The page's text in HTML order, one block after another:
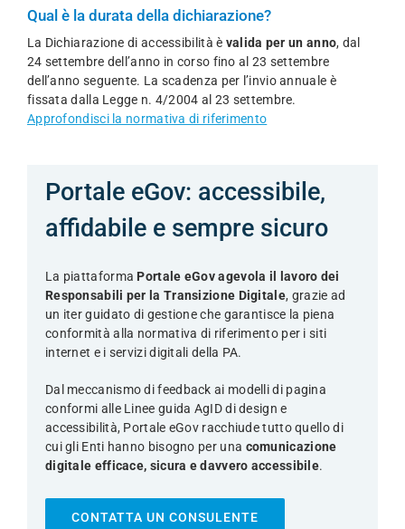
Qual è la durata della dichiarazione?
La Dichiarazione di accessibilità è valida per un anno, dal
24 settembre dell’anno in corso fino al 23 settembre
dell’anno seguente. La scadenza per l’invio annuale è
fissata dalla Legge n. 4/2004 al 23 settembre.
Approfondisci la normativa di riferimento
Portale eGov: accessibile,
affidabile e sempre sicuro
La piattaforma Portale eGov agevola il lavoro dei
Responsabili per la Transizione Digitale, grazie ad
un iter guidato di gestione che garantisce la piena
conformità alla normativa di riferimento per i siti
internet e i servizi digitali della PA.
Dal meccanismo di feedback ai modelli di pagina
conformi alle Linee guida AgID di design e
accessibilità, Portale eGov racchiude tutto quello di
cui gli Enti hanno bisogno per una comunicazione
digitale efficace, sicura e davvero accessibile.
CONTATTA UN CONSULENTE